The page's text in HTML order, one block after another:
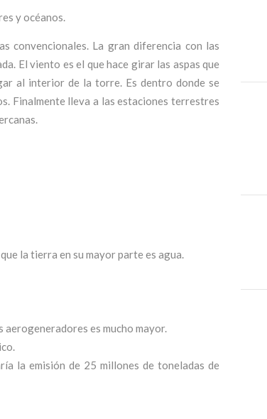
y océanos.
convencionales. La gran diferencia con las
El viento es el que hace girar las aspas que
al interior de la torre. Es dentro donde se
Finalmente lleva a las estaciones terrestres
la tierra en su mayor parte es agua.
aerogeneradores es mucho mayor.
la emisión de 25 millones de toneladas de